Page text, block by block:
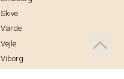
Skive
Varde
Vejle
Viborg